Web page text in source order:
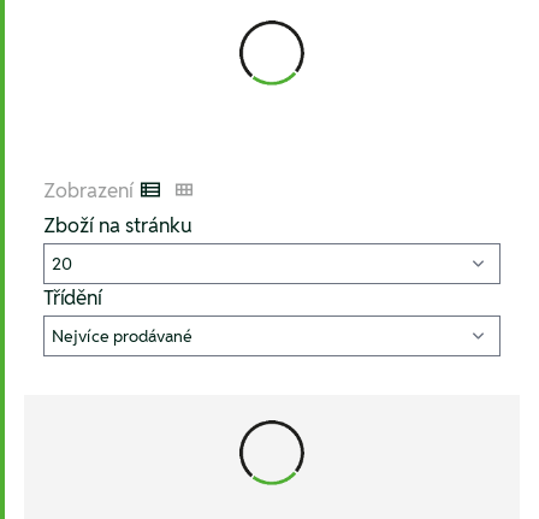
Zobrazení Listenansicht
Kachelansicht
Zboží na stránku
Třídění